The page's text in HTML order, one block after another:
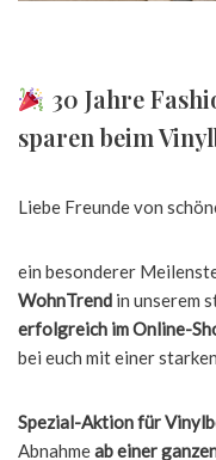
30 Jahre
sparen beim
Liebe Freunde von
ein besonderer
WohnTrend in unserem
erfolgreich im Online-
bei euch mit einer
Spezial-Aktion für
Abnahmeab einer